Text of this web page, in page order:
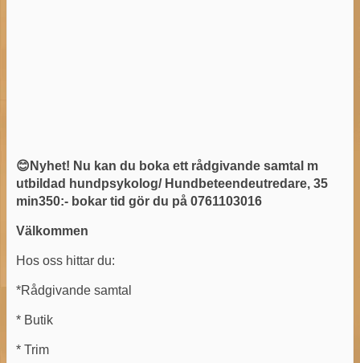
😊Nyhet! Nu kan du boka ett rådgivande samtal m
utbildad hundpsykolog/ Hundbeteendeutredare, 35
min350:- bokar tid gör du på 0761103016
Välkommen
Hos oss hittar du:
*Rådgivande samtal
* Butik
* Trim